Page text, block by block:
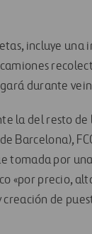
incluye una
durante
la del resto de
Barcelona),
tomada por
«por precio,
de